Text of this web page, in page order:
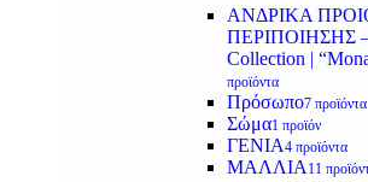
ΑΝΔΡΙΚΑ
ΠΕΡΙΠΟΙΗΣΗΣ –
Collection |
προϊόντα
Πρόσωπο7 προϊόντα
Σώμα1 προϊόν
ΓΕΝΙΑ4 προϊόντα
ΜΑΛΛΙΑ 11